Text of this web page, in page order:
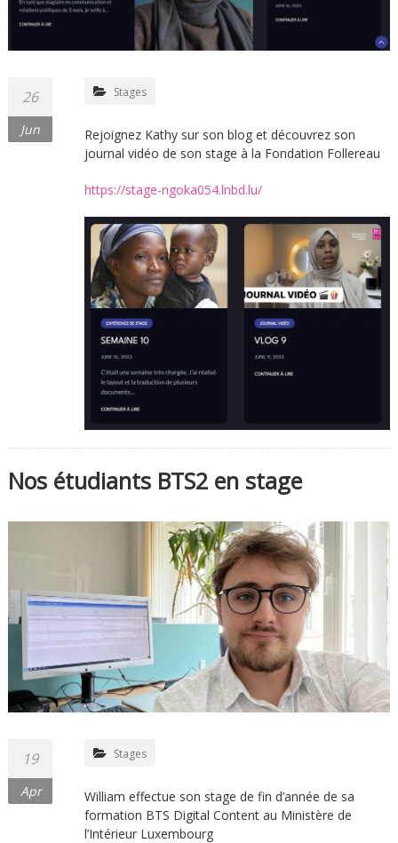
26
Jun
Stages
Rejoignez Kathy sur son blog et découvrez son
journal vidéo de son stage à la Fondation Follereau
https://stage-ngoka054.lnbd.lu/
Nos étudiants BTS2 en stage
19
Apr
Stages
William effectue son stage de fin d’année de sa
formation BTS Digital Content au Ministère de
l’Intérieur Luxembourg